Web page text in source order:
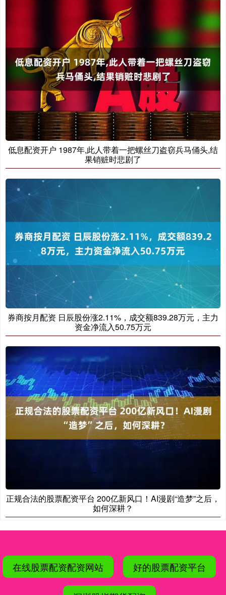
低息配资开户 1987年,此人带着一把螺丝刀盗窃兵马俑头,结
果销赃时悲剧了
券商按月配资 日辰股份涨2.11%，成交额839.28万元，主力
资金净流入50.75万元
正规合法的股票配资平台 200亿新风口！AI漫剧“造梦”之后，
如何深耕？
在线股票配资配资网站 好的股票配资平台